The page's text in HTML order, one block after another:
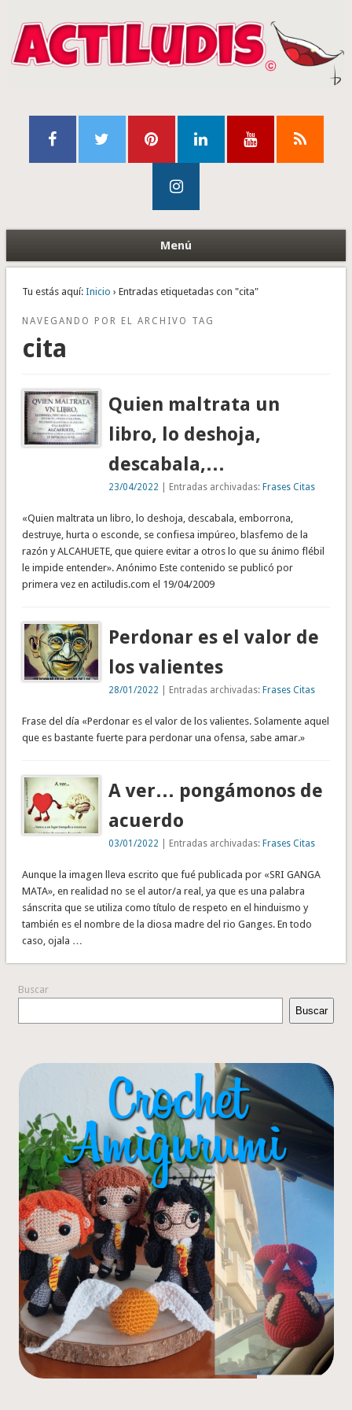
Menú
Tu estás aquí: Inicio › Entradas etiquetadas con "cita"
NAVEGANDO POR EL ARCHIVO TAG
cita
Quien maltrata un
libro, lo deshoja,
descabala,…
23/04/2022 | Entradas archivadas:Frases Citas
«Quien maltrata un libro, lo deshoja, descabala, emborrona,
destruye, hurta o esconde, se confiesa impúreo, blasfemo de la
razón y ALCAHUETE, que quiere evitar a otros lo que su ánimo flébil
le impide entender». Anónimo Este contenido se publicó por
primera vez en actiludis.com el 19/04/2009
Perdonar es el valor de
los valientes
28/01/2022 | Entradas archivadas:Frases Citas
Frase del día «Perdonar es el valor de los valientes. Solamente aquel
que es bastante fuerte para perdonar una ofensa, sabe amar.»
A ver… pongámonos de
acuerdo
03/01/2022 | Entradas archivadas:Frases Citas
Aunque la imagen lleva escrito que fué publicada por «SRI GANGA
MATA», en realidad no se el autor/a real, ya que es una palabra
sánscrita que se utiliza como título de respeto en el hinduismo y
también es el nombre de la diosa madre del rio Ganges. En todo
caso, ojala …
Buscar
Buscar